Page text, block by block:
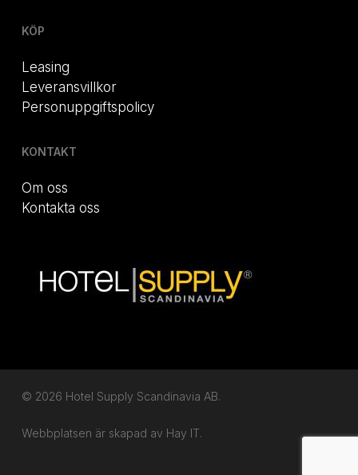
KÖP
Leasing
Leveransvillkor
Personuppgiftspolicy
KONTAKT
Om oss
Kontakta oss
© 2026 Hotel Supply Scandinavia AB.
Webbplatsen är skapad av Hay IT.